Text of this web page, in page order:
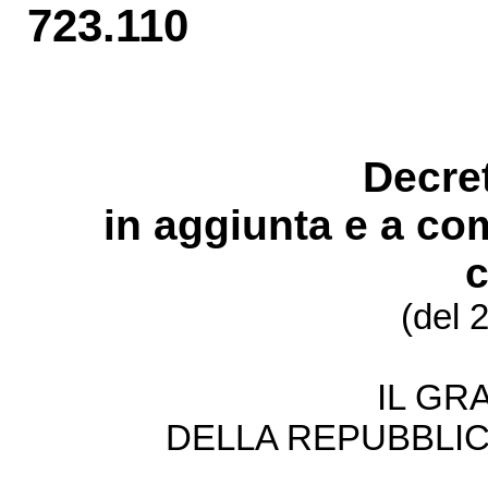
723.110
in aggiunta e a
c
(del
IL
DELLA